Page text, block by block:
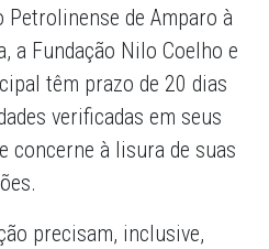
Petrolinense de Amparo à
a Fundação Nilo Coelho e
têm prazo de 20 dias
verificadas em seus
concerne à lisura de suas
precisam, inclusive,